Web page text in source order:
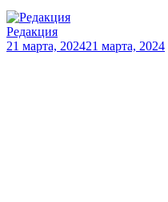
Редакция
21 марта, 202421 марта, 2024